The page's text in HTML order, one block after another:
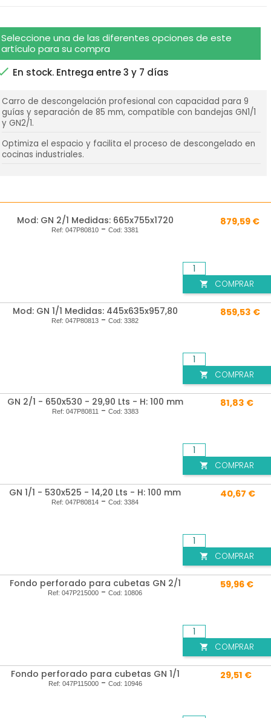
Seleccione una de las diferentes opciones de este
artículo para su compra
En stock. Entrega entre 3 y 7 días
Carro de descongelación profesional con capacidad para 9
guías y separación de 85 mm, compatible con bandejas GN1/1
y GN2/1.
Optimiza el espacio y facilita el proceso de descongelado en
cocinas industriales.
Mod: GN 2/1 Medidas: 665x755x1720
Ref: 047P80810 - Cod: 3381
879,59 €
 COMPRAR
Mod: GN 1/1 Medidas: 445x635x957,80
Ref: 047P80813 - Cod: 3382
859,53 €
 COMPRAR
GN 2/1 - 650x530 - 29,90 Lts - H: 100 mm
Ref: 047P80811- Cod: 3383
81,83 €
 COMPRAR
GN 1/1 - 530x525 - 14,20 Lts - H: 100 mm
Ref: 047P80814 - Cod: 3384
40,67 €
 COMPRAR
Fondo perforado para cubetas GN 2/1
Ref: 047P215000 - Cod: 10806
59,96 €
 COMPRAR
Fondo perforado para cubetas GN 1/1
Ref: 047P115000- Cod: 10946
29,51 €